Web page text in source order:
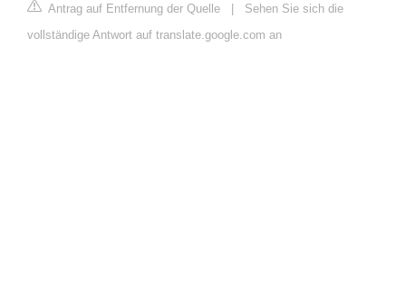
Antrag auf Entfernung der Quelle | Sehen Sie sich die
vollständige Antwort auf translate.google.com an